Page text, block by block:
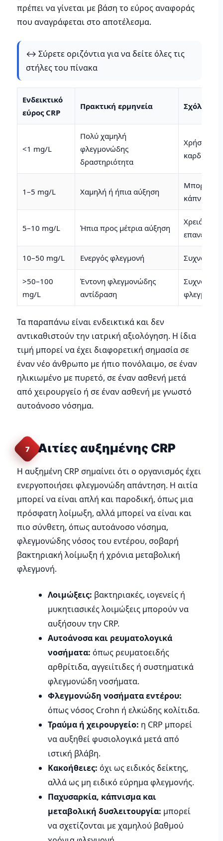
πρέπει να γίνεται με βάση το εύρος αναφοράς
που αναγράφεται στο αποτέλεσμα.
↔️ Σύρετε οριζόντια για να δείτε όλες τις
στήλες του πίνακα
Ενδεικτικό
εύρος CRP
Πρακτική ερμηνεία Σχόλιο
<1 mg/L
Πολύ χαμηλή
φλεγμονώδης
δραστηριότητα
Χρήσιμο
1–5 mg/L Χαμηλή ή ήπια αύξηση
Μπορεί να
κάπνισμα,
5–10 mg/L Ήπια προς μέτρια αύξηση
10–50 mg/L Ενεργός φλεγμονή Συχνά σε
>50–100
mg/L
Έντονη φλεγμονώδης
αντίδραση
φλεγμονή
Τα παραπάνω είναι ενδεικτικά και δεν
αντικαθιστούν την ιατρική αξιολόγηση. Η ίδια
τιμή μπορεί να έχει διαφορετική σημασία σε
έναν νέο άνθρωπο με ήπιο πονόλαιμο, σε έναν
ηλικιωμένο με πυρετό, σε έναν ασθενή μετά
από χειρουργείο ή σε έναν ασθενή με γνωστό
αυτοάνοσο νόσημα.
7 Αιτίες αυξημένης CRP
Η αυξημένη CRP σημαίνει ότι ο οργανισμός έχει
ενεργοποιήσει φλεγμονώδη απάντηση. Η αιτία
μπορεί να είναι απλή και παροδική, όπως μια
πρόσφατη λοίμωξη, αλλά μπορεί να είναι και
πιο σύνθετη, όπως αυτοάνοσο νόσημα,
φλεγμονώδης νόσος του εντέρου, σοβαρή
βακτηριακή λοίμωξη ή χρόνια μεταβολική
φλεγμονή.
Λοιμώξεις: βακτηριακές, ιογενείς ή
μυκητιασικές λοιμώξεις μπορούν να
αυξήσουν την CRP.
Αυτοάνοσα και ρευματολογικά
νοσήματα: όπως ρευματοειδής
αρθρίτιδα, αγγειίτιδες ή συστηματικά
φλεγμονώδη νοσήματα.
Φλεγμονώδη νοσήματα εντέρου:
όπως νόσος Crohn ή ελκώδης κολίτιδα.
Τραύμα ή χειρουργείο: η CRP μπορεί
να αυξηθεί φυσιολογικά μετά από
ιστική βλάβη.
Κακοήθειες: όχι ως ειδικός δείκτης,
αλλά ως μη ειδικό εύρημα φλεγμονής.
Παχυσαρκία, κάπνισμα και
μεταβολική δυσλειτουργία: μπορεί
να σχετίζονται με χαμηλού βαθμού